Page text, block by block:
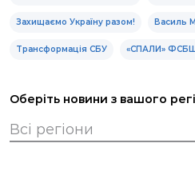
Захищаємо Україну разом! Василь
Трансформація СБУ «СПАЛИ»
Оберіть новини з вашого